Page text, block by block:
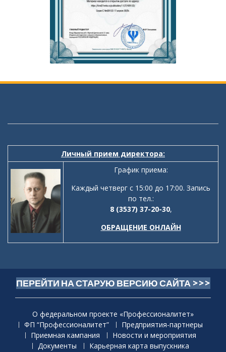
Личный прием директора:
График приема:
Каждый четверг с 15:00 до 17:00. Запись
по тел.:
8 (3537) 37-20-30,
ОБРАЩЕНИЕ ОНЛАЙН
ПЕРЕЙТИ НА СТАРУЮ ВЕРСИЮ САЙТА >>>
О федеральном проекте «Профессионалитет»
ФП “Профессионалитет”
Предприятия-партнеры
Приемная кaмпания
Новости и мероприятия
Документы
Карьерная карта выпускника